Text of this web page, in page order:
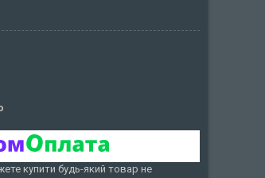
купити будь-який товар не